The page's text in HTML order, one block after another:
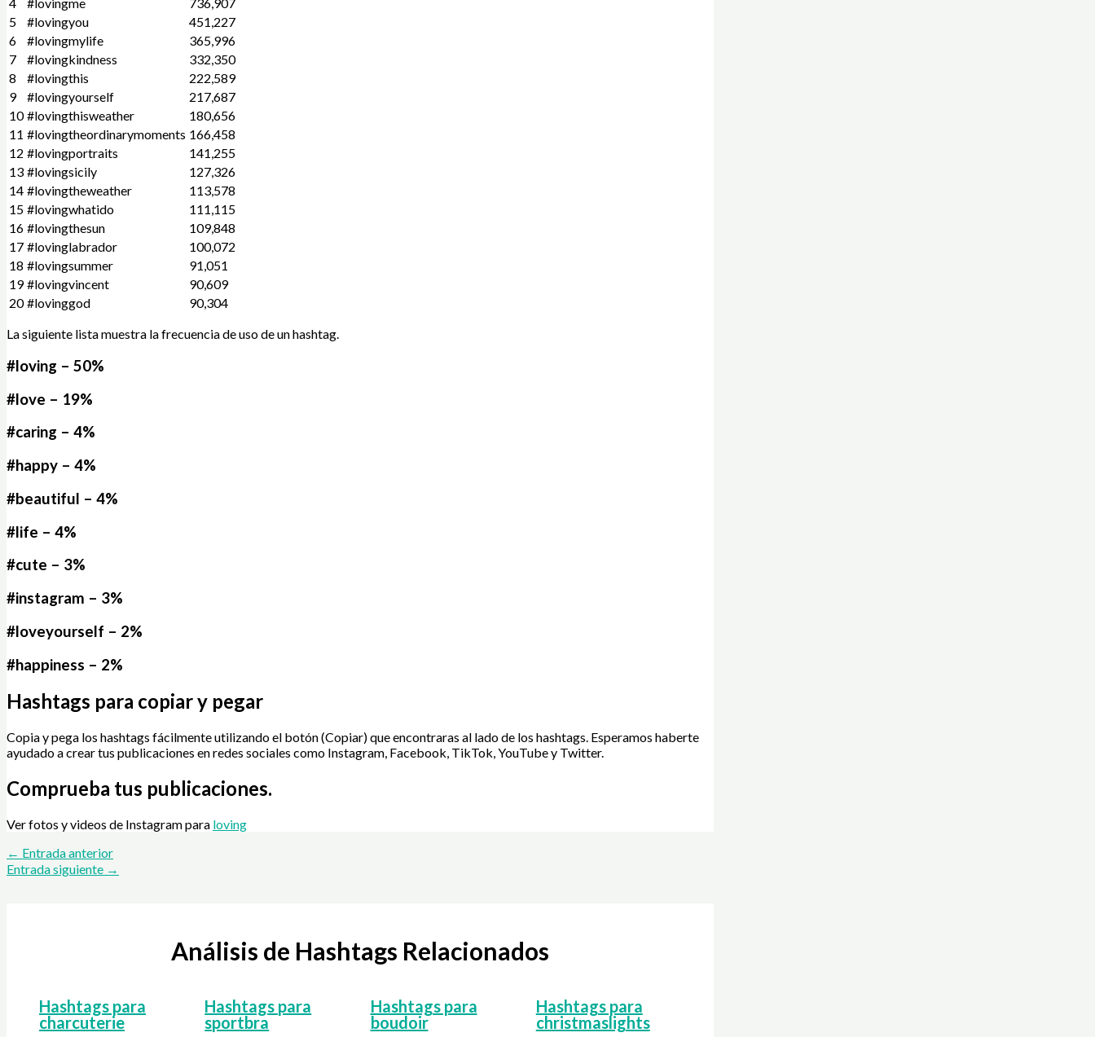
4
#lovingme
736,907
5
#lovingyou
451,227
6
#lovingmylife
365,996
7
#lovingkindness
332,350
8
#lovingthis
222,589
9
#lovingyourself
217,687
10 #lovingthisweather
180,656
11 #lovingtheordinarymoments 166,458
12 #lovingportraits
141,255
13 #lovingsicily
127,326
14 #lovingtheweather
113,578
15 #lovingwhatido
111,115
16 #lovingthesun
109,848
17 #lovinglabrador
100,072
18 #lovingsummer
91,051
19 #lovingvincent
90,609
20 #lovinggod
90,304
La siguiente lista muestra la frecuencia de uso de un hashtag.
#loving – 50%
#love – 19%
#caring – 4%
#happy – 4%
#beautiful – 4%
#life – 4%
#cute – 3%
#instagram – 3%
#loveyourself – 2%
#happiness – 2%
Hashtags para copiar y pegar
Copia y pega los hashtags fácilmente utilizando el botón (Copiar) que encontraras al lado de los hashtags. Esperamos haberte
ayudado a crear tus publicaciones en redes sociales como Instagram, Facebook, TikTok, YouTube y Twitter.
Comprueba tus publicaciones.
Ver fotos y videos de Instagram para loving
← Entrada anterior
Entrada siguiente →
Análisis de Hashtags Relacionados
Hashtags para
charcuterie
Hashtags para
sportbra
Hashtags para
boudoir
Hashtags para
christmaslights